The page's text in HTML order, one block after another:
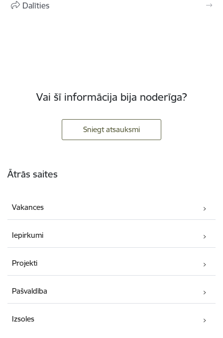
Dalīties
Vai šī informācija bija noderīga?
Sniegt atsauksmi
Ātrās saites
Vakances
Iepirkumi
Projekti
Pašvaldība
Izsoles